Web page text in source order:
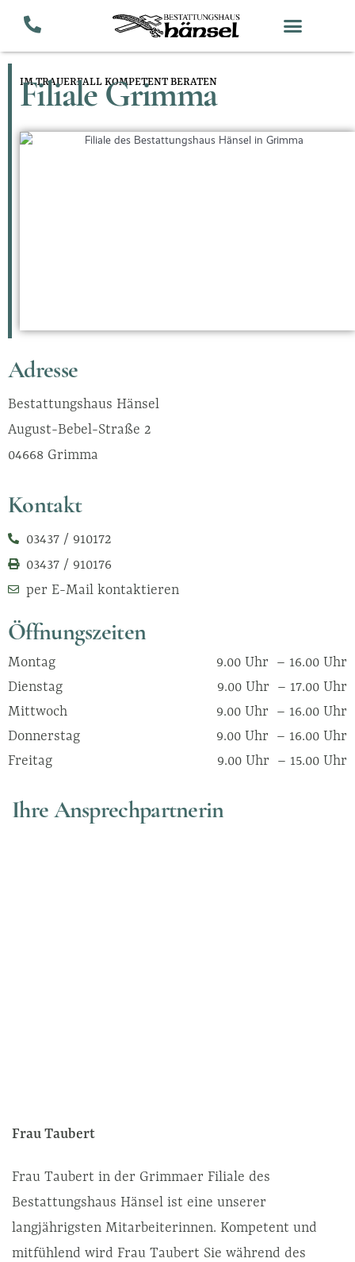
Inhalt
IM TRAUERFALL KOMPETENT BERATEN
Filiale Grimma
Ihre Ansprechpartnerin
Frau Taubert
Frau Taubert in der Grimmaer Filiale des
Bestattungshaus Hänsel ist eine unserer
langjährigsten Mitarbeiterinnen. Kompetent und
mitfühlend wird Frau Taubert Sie während des
Adresse
Bestattungshaus Hänsel
August-Bebel-Straße 2
04668 Grimma
Kontakt
03437 / 910172
03437 / 910176
per E-Mail kontaktieren
Öffnungszeiten
Montag
Dienstag
Mittwoch
Donnerstag
Freitag
9.00 Uhr – 16.00 Uhr
9.00 Uhr – 17.00 Uhr
9.00 Uhr – 16.00 Uhr
9.00 Uhr – 16.00 Uhr
9.00 Uhr – 15.00 Uhr